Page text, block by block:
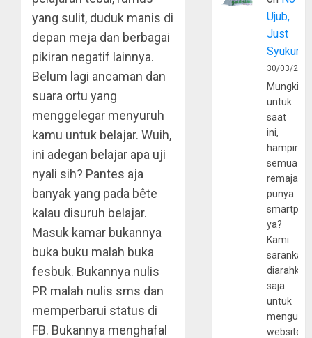
yang sulit, duduk manis di
depan meja dan berbagai
pikiran negatif lainnya.
Belum lagi ancaman dan
suara ortu yang
menggelegar menyuruh
kamu untuk belajar. Wuih,
ini adegan belajar apa uji
nyali sih? Pantes aja
banyak yang pada bête
kalau disuruh belajar.
Masuk kamar bukannya
buka buku malah buka
fesbuk. Bukannya nulis
PR malah nulis sms dan
memperbarui status di
FB. Bukannya menghafal
Ujub,
Just
Syukur
30/03/
Mungkin
untuk
saat
ini,
hampir
semua
remaja
punya
ya?
Kami
sarankan,
diarahkan
saja
untuk
website